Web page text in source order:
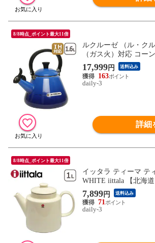
8/8時点_ポイント最大11倍
ルクルーゼ （ル・ク
（ガス火）対応 コー
ルー Azure Blue 1.6L
沖縄は990円加算】
17,999円 送料込み
163
daily-3
詳細
8/8時点_ポイント最大11倍
イッタラ ティーマ テ
WHITE iittala 【北海
算】ita08-c001
7,899円 送料込み
71
daily-3